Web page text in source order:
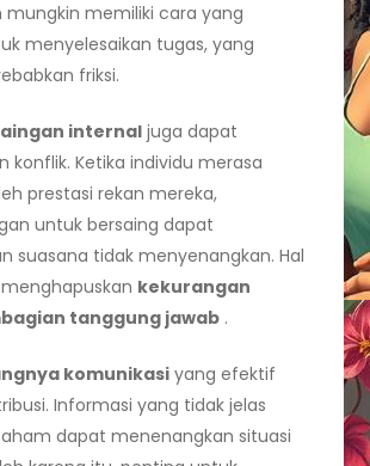
memiliki cara yang
menyelesaikan tugas, yang
friksi.
internaljuga dapat
konflik. Ketika individu merasa
prestasi rekan mereka,
untuk bersaing dapat
suasana tidak menyenangkan. Hal
kekurangan
tanggung jawab .
komunikasi yang efektif
Informasi yang tidak jelas
dapat menenangkan situasi